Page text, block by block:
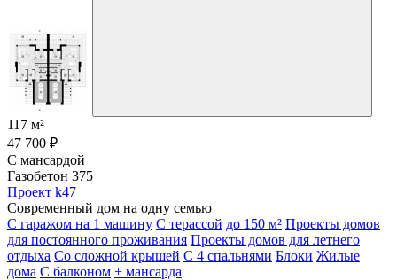
117 м²
47 700 ₽
С мансардой
Газобетон 375
Проект k47
Современный дом на одну семью
С гаражом на 1 машину С терассой до 150 м² Проекты домов
для постоянного проживания Проекты домов для летнего
отдыха Со сложной крышей С 4 спальнями Блоки Жилые
дома С балконом + мансарда